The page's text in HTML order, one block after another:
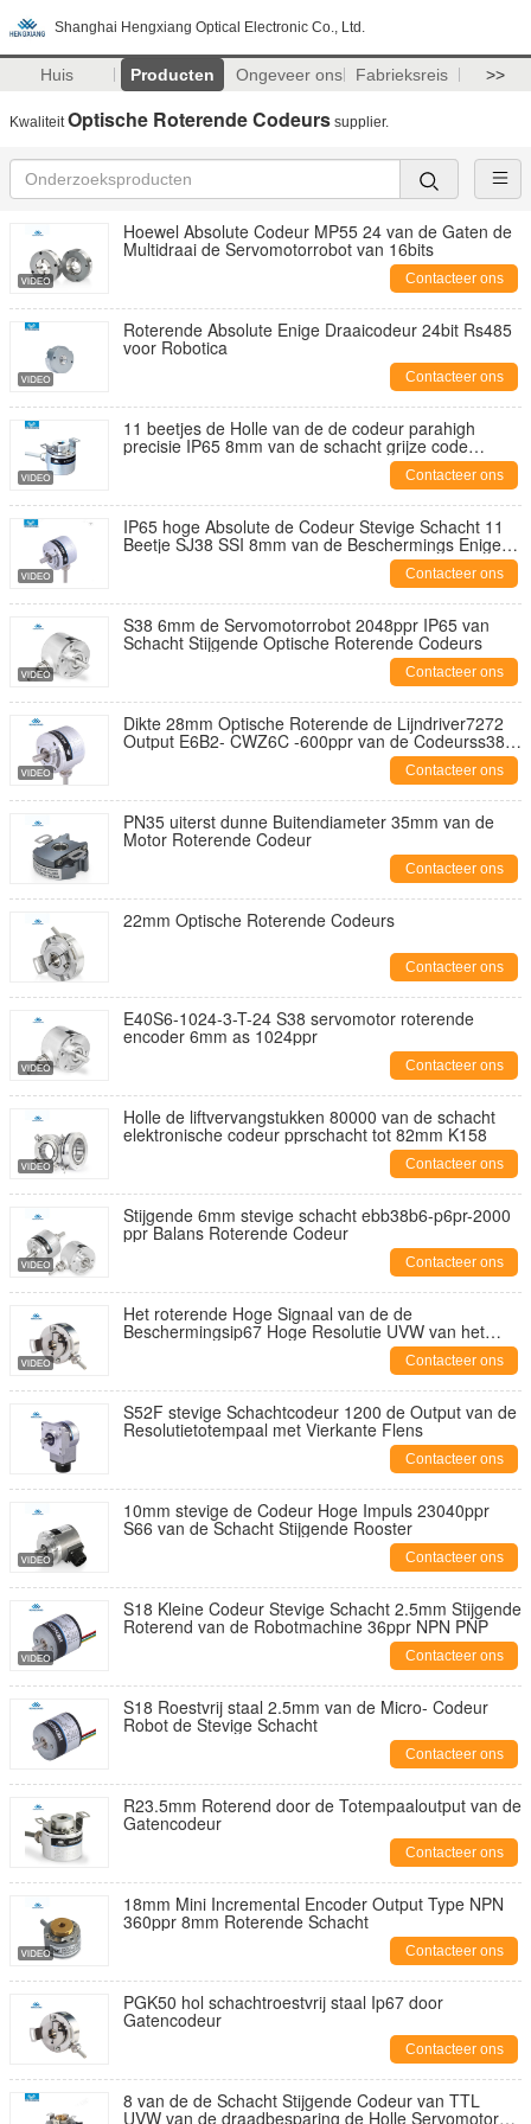
Shanghai Hengxiang Optical Electronic Co., Ltd.
Huis Producten Ongeveer ons Fabrieksreis >>
KwaliteitOptische Roterende Codeurs supplier.
Hoewel Absolute Codeur MP55 24 van de Gaten de
Multidraai de Servomotorrobot van 16bits
Contacteer ons
Roterende Absolute Enige Draaicodeur 24bit Rs485
voor Robotica
Contacteer ons
11 beetjes de Holle van de de codeur parahigh
precisie IP65 8mm van de schacht grijze code
Contacteer ons
IP65 hoge Absolute de Codeur Stevige Schacht 11
Beetje SJ38 SSI 8mm van de Beschermings Enige
Contacteer ons
S38 6mm de Servomotorrobot 2048ppr IP65 van
Schacht Stijgende Optische Roterende Codeurs
Contacteer ons
Dikte 28mm Optische Roterende de Lijndriver7272
Output E6B2- CWZ6C -600ppr van de Codeurss38
Contacteer ons
PN35 uiterst dunne Buitendiameter 35mm van de
Motor Roterende Codeur
Contacteer ons
22mm Optische Roterende Codeurs
Contacteer ons
E40S6-1024-3-T-24 S38 servomotor roterende
encoder 6mm as 1024ppr
Contacteer ons
Holle de liftvervangstukken 80000 van de schacht
elektronische codeur pprschacht tot 82mm K158
Contacteer ons
Stijgende 6mm stevige schacht ebb38b6-p6pr-2000
ppr Balans Roterende Codeur
Contacteer ons
Het roterende Hoge Signaal van de de
Beschermingsip67 Hoge Resolutie UVW van het
Contacteer ons
S52F stevige Schachtcodeur 1200 de Output van de
Resolutietotempaal met Vierkante Flens
Contacteer ons
10mm stevige de Codeur Hoge Impuls 23040ppr
S66 van de Schacht Stijgende Rooster
Contacteer ons
S18 Kleine Codeur Stevige Schacht 2.5mm Stijgende
Roterend van de Robotmachine 36ppr NPN PNP
Contacteer ons
S18 Roestvrij staal 2.5mm van de Micro- Codeur
Robot de Stevige Schacht
Contacteer ons
R23.5mm Roterend door de Totempaaloutput van de
Gatencodeur
Contacteer ons
18mm Mini Incremental Encoder Output Type NPN
360ppr 8mm Roterende Schacht
Contacteer ons
PGK50 hol schachtroestvrij staal Ip67 door
Gatencodeur
Contacteer ons
8 van de de Schacht Stijgende Codeur van TTL
UVW van de draadbesparing de Holle Servomotor